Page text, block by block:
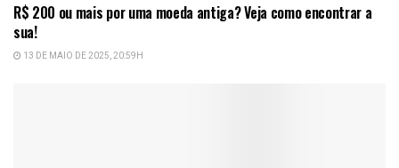
R$ 200 ou mais por uma moeda antiga? Veja como encontrar a
sua!
13 DE MAIO DE 2025, 20:59H